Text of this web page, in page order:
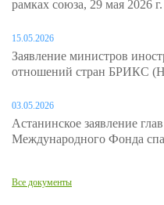
рамках союза, 29 мая 2026 г.
15.05.2026
Заявление министров
отношений стран БРИКС
03.05.2026
Астанинское заявление
Международного Фонда
Все документы